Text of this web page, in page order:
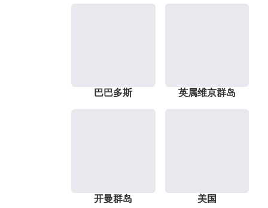
巴巴多斯 英属维京群岛
开曼群岛 美国